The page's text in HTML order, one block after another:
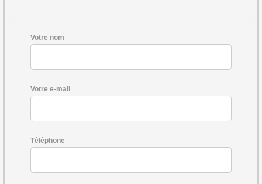
Votre nom
Votre e-mail
Téléphone